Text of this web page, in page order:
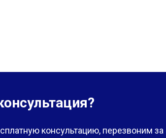
консультацию, перезвоним за